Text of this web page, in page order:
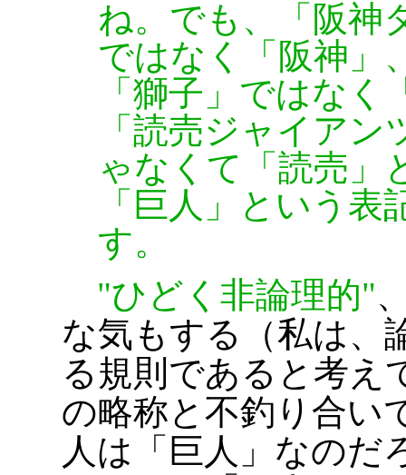
ね。でも、「阪神
ではなく「阪神」
「獅子」ではな
「読売ジャイア
ゃなくて「読売」
「巨人」という
す。
ひどく非論理的
な気もする（私は、
る規則であると考え
の略称と不釣り合い
人は「巨人」なのだ